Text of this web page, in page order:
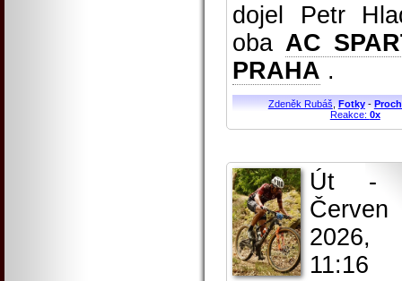
dojel Petr
oba AC
PRAHA .
Zdeněk Rubáš Fotky-
Reakce: 0x
Út -
Červen
2026,
11:16